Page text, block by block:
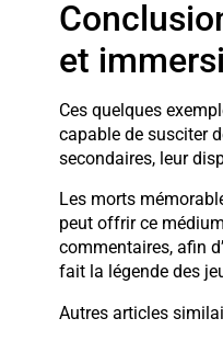
et
Ces quelques
capable de susciter
secondaires, leur
Les morts
peut offrir ce
commentaires, afin
fait la légende des
Autres articles